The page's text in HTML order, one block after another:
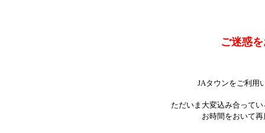
ご迷惑
JAタウンをご利用
ただいま大変込み合って
お時間をおいて